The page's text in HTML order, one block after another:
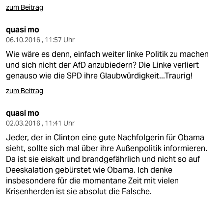
fragen & hilfe
unterstützen
abo
genossenschaft
epaper login
zum Beitrag
quasi mo
06.10.2016 , 11:57 Uhr
Wie wäre es denn, einfach weiter linke Politik zu machen
und sich nicht der AfD anzubiedern? Die Linke verliert
genauso wie die SPD ihre Glaubwürdigkeit...Traurig!
zum Beitrag
quasi mo
02.03.2016 , 11:41 Uhr
Jeder, der in Clinton eine gute Nachfolgerin für Obama
sieht, sollte sich mal über ihre Außenpolitik informieren.
Da ist sie eiskalt und brandgefährlich und nicht so auf
Deeskalation gebürstet wie Obama. Ich denke
insbesondere für die momentane Zeit mit vielen
Krisenherden ist sie absolut die Falsche.